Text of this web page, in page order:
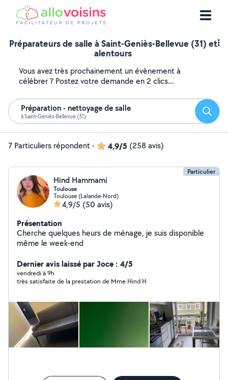
Préparateurs de salle à Saint-Geniès-Bellevue (31) et
alentours
Vous avez très prochainement un évènement à
célébrer ? Postez votre demande en 2 clics...
Préparation - nettoyage de salle
à Saint-Geniès-Bellevue (31)
7 Particuliers répondent- 4,9/5 (258 avis)
Particulier
Hind Hammami
Toulouse
Toulouse (Lalande-Nord)
4,9/5 (50 avis)
Présentation
Cherche quelques heurs de ménage, je suis disponible
même le week-end
Dernier avis laissé par Joce : 4/5
vendredi à 9h
très satisfaite de la prestation de Mme Hind H